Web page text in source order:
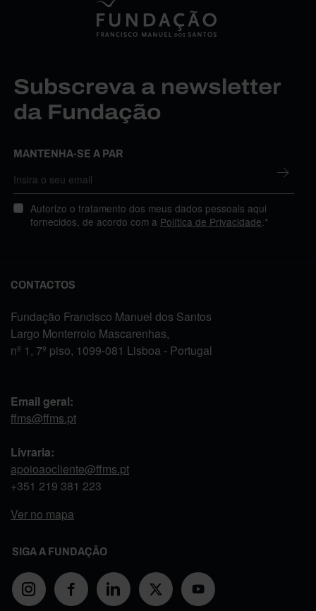
Subscreva a newsletter
da Fundação
MANTENHA-SE A PAR
Autorizo o tratamento dos meus dados pessoais aqui
fornecidos, de acordo com a Política de Privacidade.*
CONTACTOS
Fundação Francisco Manuel dos Santos
Largo Monterroio Mascarenhas,
nº 1, 7º piso, 1099-081 Lisboa - Portugal
Email geral:
ffms@ffms.pt
Livraria:
apoioaocliente@ffms.pt
+351 219 381 223
Ver no mapa
SIGA A FUNDAÇÃO